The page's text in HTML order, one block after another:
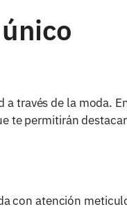
través de la moda.
te permitirán
con atención